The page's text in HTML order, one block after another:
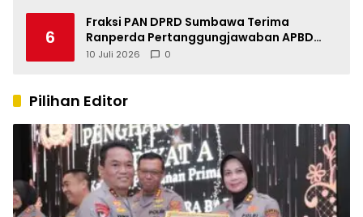
6
Fraksi PAN DPRD Sumbawa Terima
Ranperda Pertanggungjawaban APBD
2025, Soroti SILPA Rp201,68 Miliar dan
10 Juli 2026 0
Pilihan Editor